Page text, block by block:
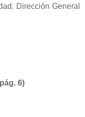
Dirección General
6)